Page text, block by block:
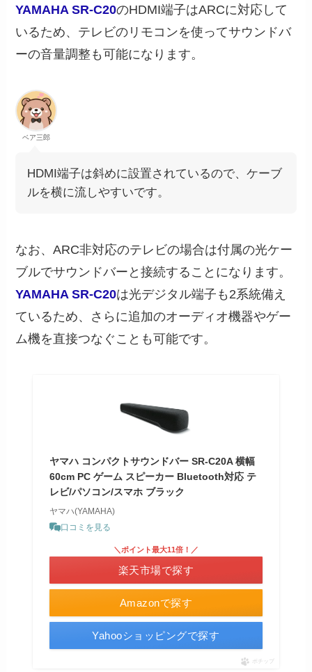
YAMAHA SR-C20のHDMI端子はARCに対応して
いるため、テレビのリモコンを使ってサウンドバ
ーの音量調整も可能になります。
ベア三郎
HDMI端子は斜めに設置されているので、ケーブ
ルを横に流しやすいです。
なお、ARC非対応のテレビの場合は付属の光ケー
ブルでサウンドバーと接続することになります。
YAMAHA SR-C20は光デジタル端子も2系統備え
ているため、さらに追加のオーディオ機器やゲー
ム機を直接つなぐことも可能です。
ヤマハ コンパクトサウンドバー SR-C20A 横幅
60cm PC ゲーム スピーカー Bluetooth対応 テ
レビ/パソコン/スマホ ブラック
ヤマハ(YAMAHA)
口コミを見る
Amazonで探す
＼ポイント最大11倍！／
楽天市場で探す
Yahooショッピングで探す
ポチップ